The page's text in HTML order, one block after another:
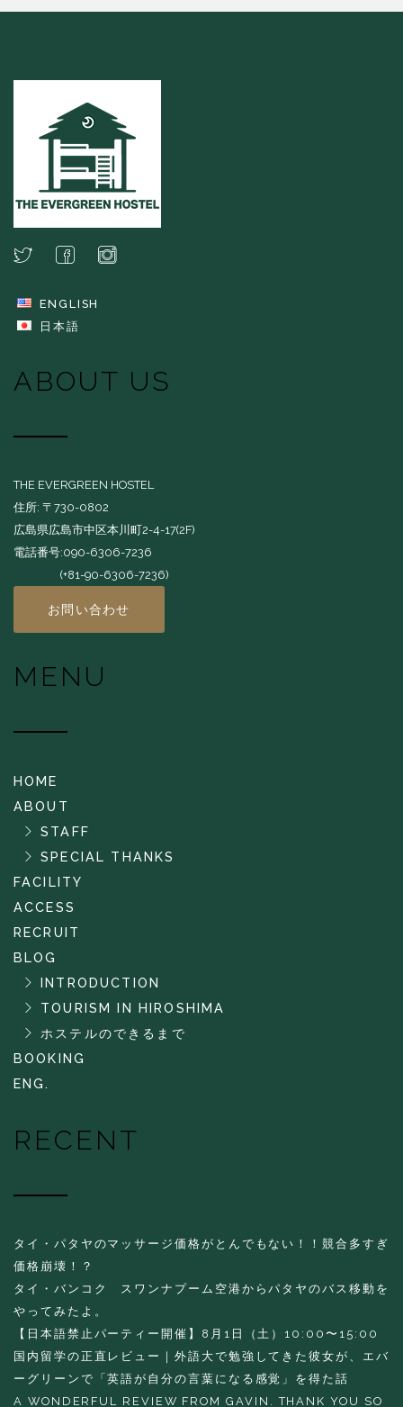
ENGLISH
日本語
ABOUT US
THE EVERGREEN HOSTEL
住所: 〒730-0802
広島県広島市中区本川町2-4-17(2F)
電話番号:090-6306-7236
(+81-90-6306-7236)
お問い合わせ
MENU
HOME
ABOUT
STAFF
SPECIAL THANKS
FACILITY
ACCESS
RECRUIT
BLOG
INTRODUCTION
TOURISM IN HIROSHIMA
ホステルのできるまで
BOOKING
ENG.
RECENT
タイ・パタヤのマッサージ価格がとんでもない！！競合多すぎ
価格崩壊！？
タイ・バンコク スワンナプーム空港からパタヤのバス移動を
やってみたよ。
【日本語禁止パーティー開催】8月1日（土）10:00〜15:00
国内留学の正直レビュー｜外語大で勉強してきた彼女が、エバ
ーグリーンで「英語が自分の言葉になる感覚」を得た話
A WONDERFUL REVIEW FROM GAVIN. THANK YOU SO